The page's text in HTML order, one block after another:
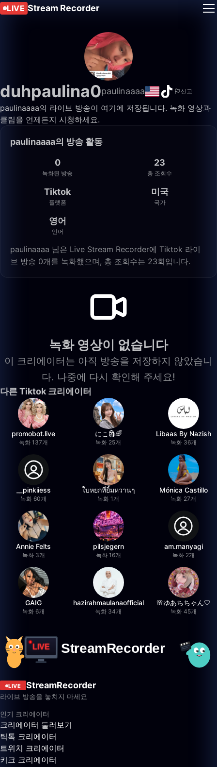
LIVE Stream Recorder
duhpaulina0paulinaaaa 신고
paulinaaaa의 라이브 방송이 여기에 저장됩니다. 녹화 영상과
클립을 언제든지 시청하세요.
paulinaaaa의 방송 활동
0
녹화된 방송
23
총 조회수
Tiktok
플랫폼
미국
국가
영어
언어
paulinaaaa 님은 Live Stream Recorder에 Tiktok 라이
브 방송 0개를 녹화했으며, 총 조회수는 23회입니다.
녹화 영상이 없습니다
이 크리에이터는 아직 방송을 저장하지 않았습니
다. 나중에 다시 확인해 주세요!
다른 Tiktok 크리에이터
promobot.live
녹화 137개
にこ🗿🌈
녹화 25개
Libaas By Nazish
녹화 36개
__pinkiiess
녹화 60개
ใบหยกที่ยิ้มหวานๆ
녹화 1개
Mónica Castillo
녹화 27개
Annie Felts
녹화 3개
pilsjegern
녹화 16개
am.manyagi
녹화 2개
GAIG
녹화 6개
hazirahmaulanaofficial
녹화 34개
🌸ゆあちちゃん🤍
녹화 45개
LIVE StreamRecorder
라이브 방송을 놓치지 마세요
인기 크리에이터
크리에이터 둘러보기
틱톡 크리에이터
트위치 크리에이터
키크 크리에이터